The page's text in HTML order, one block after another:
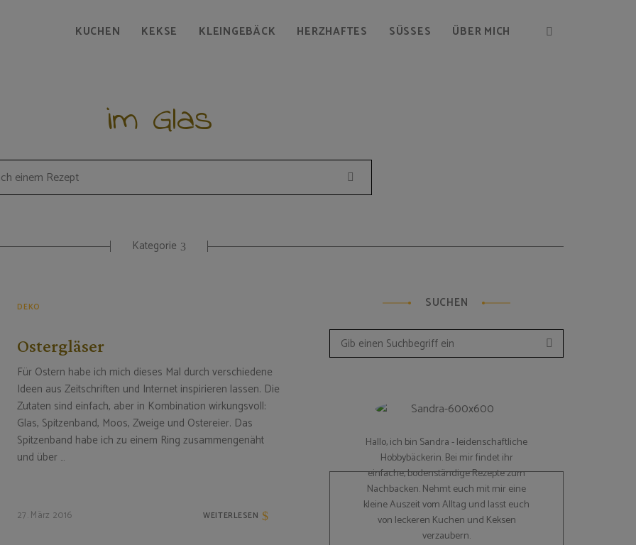
KUCHEN KEKSE KLEINGEBÄCK HERZHAFTES SÜSSES ÜBER MICH
im Glas
Suchen
Kategorie
DEKO
Ostergläser
Für Ostern habe ich mich dieses Mal durch verschiedene
Ideen aus Zeitschriften und Internet inspirieren lassen. Die
Zutaten sind einfach, aber in Kombination wirkungsvoll:
Glas, Spitzenband, Moos, Zweige und Ostereier. Das
Spitzenband habe ich zu einem Ring zusammengenäht
und über …
27. März 2016 WEITERLESEN
SUCHEN
Search
Suchen
Hallo, ich bin Sandra - leidenschaftliche
Hobbybäckerin. Bei mir findet ihr
einfache, bodenständige Rezepte zum
Nachbacken. Nehmt euch mit mir eine
kleine Auszeit vom Alltag und lasst euch
von leckeren Kuchen und Keksen
verzaubern.